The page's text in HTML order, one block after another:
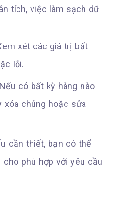
tích, việc làm sạch dữ
xét các giá trị bất
lỗi.
có bất kỳ hàng nào
xóa chúng hoặc sửa
cần thiết, bạn có thể
phù hợp với yêu cầu